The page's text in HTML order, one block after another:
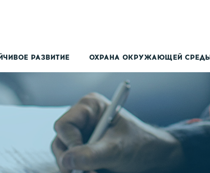
РАЗВИТИЕ ОХРАНА ОКРУЖАЮЩЕЙ СРЕДЫ